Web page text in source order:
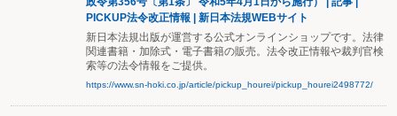
PICKUP法令改正情報 | 新日本法規WEBサイト
新日本法規出版が運営する公式オンラインショップです。法律
関連書籍・加除式・電子書籍の販売。法令改正情報や裁判官検
索等の法令情報をご提供。
https://www.sn-hoki.co.jp/article/pickup_hourei/pickup_hourei2498772/